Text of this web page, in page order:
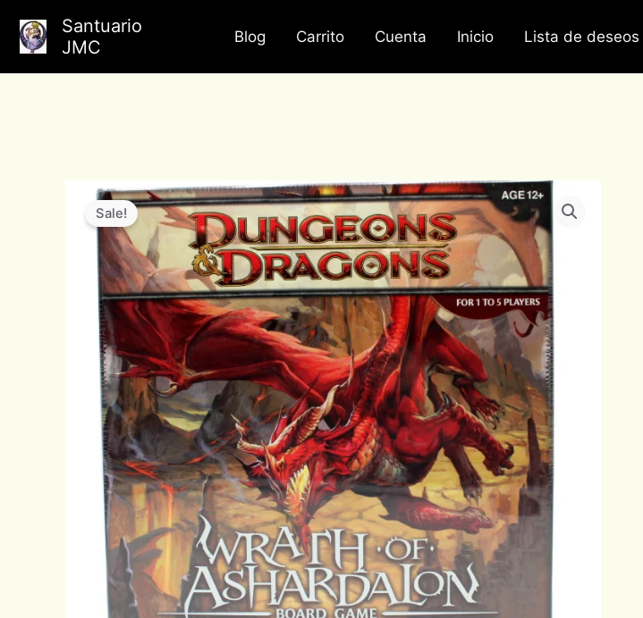
Santuario
JMC
Blog Carrito Cuenta Inicio Lista de deseos
Sale!